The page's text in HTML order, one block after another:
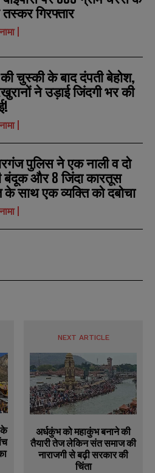
गिरफ्तार
चुस्की के बाद दंपती बेहोश,
ने उड़ाई जिंदगी भर की
पुलिस ने एक नाली व दो
बंदूक और 8 जिंदा कारतूस
साथ एक व्यक्ति को दबोचा
के
NEXT ARTICLE
अर्धकुंभ को महाकुंभ बनाने की
तैयारी तेज लेकिन संत समाज की
नाराजगी से बढ़ी सरकार की
चिंता